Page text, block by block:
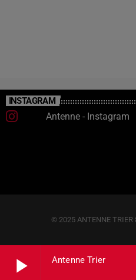
play_arrow Antenne Trier
INSTAGRAM
Antenne - Instagram
© 2025 ANTENNE TRIER